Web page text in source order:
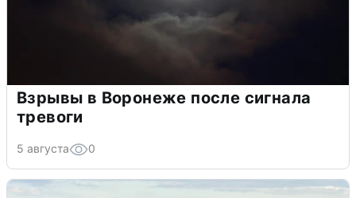
Взрывы в Воронеже после сигнала
тревоги
5 августа 0